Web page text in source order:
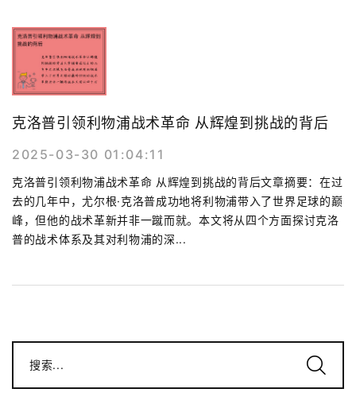
克洛普引领利物浦战术革命 从辉煌到挑战的背后
2025-03-30 01:04:11
克洛普引领利物浦战术革命 从辉煌到挑战的背后文章摘要：在过
去的几年中，尤尔根·克洛普成功地将利物浦带入了世界足球的巅
峰，但他的战术革新并非一蹴而就。本文将从四个方面探讨克洛
普的战术体系及其对利物浦的深...
搜索...